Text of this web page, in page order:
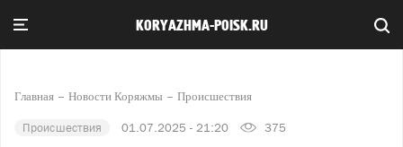
KORYAZHMA-POISK.RU
Главная Новости Коряжмы Происшествия
Происшествия 01.07.2025 - 21:20 375